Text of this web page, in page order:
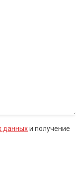
данныхи получение